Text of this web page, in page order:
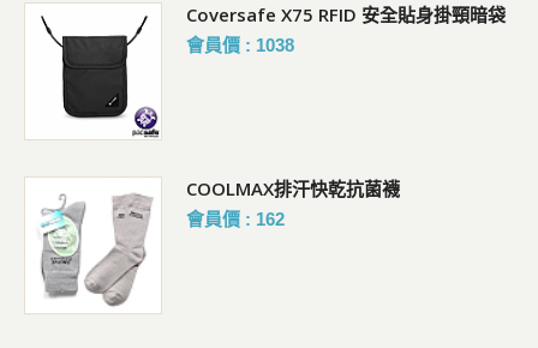
Coversafe X75 RFID 安全貼身掛頸暗袋
會員價 : 1038
COOLMAX排汗快乾抗菌襪
會員價 : 162